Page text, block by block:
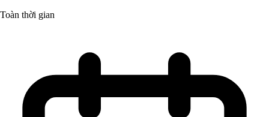
Toàn thời gian